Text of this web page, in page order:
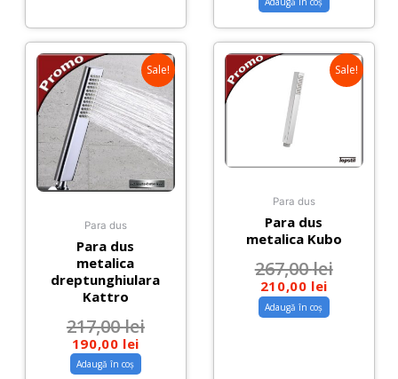
Sale!
Para dus
Para dus
metalica
dreptunghiulara
Kattro
217,00lei
190,00 lei
Adaugă în coș
Sale!
Para dus
Para dus
metalica Kubo
267,00lei
210,00 lei
Adaugă în coș